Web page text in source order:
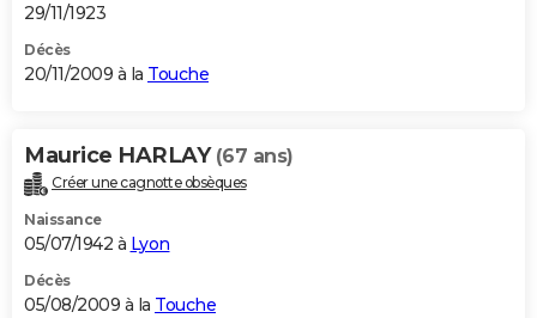
29/11/1923
Décès
20/11/2009 à la Touche
Maurice HARLAY (67 ans)
Créer une cagnotte obsèques
Naissance
05/07/1942 à Lyon
Décès
05/08/2009 à la Touche